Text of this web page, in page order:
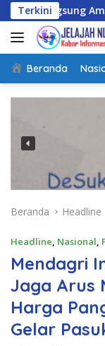
Langsung
ke
konten
Terkini
Aman dan
Beranda
Beranda Headline
Headline, Nasional,
Mendagri
Jaga Arus
Harga
Gelar